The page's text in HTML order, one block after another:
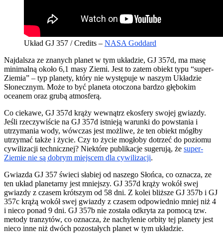
Układ GJ 357 / Credits – NASA Goddard
Najdalsza ze znanych planet w tym układzie, GJ 357d, ma masę
minimalną około 6,1 masy Ziemi. Jest to zatem obiekt typu “super-
Ziemia” – typ planety, który nie występuje w naszym Układzie
Słonecznym. Może to być planeta otoczona bardzo głębokim
oceanem oraz grubą atmosferą.
Co ciekawe, GJ 357d krąży wewnątrz ekosfery swojej gwiazdy.
Jeśli rzeczywiście na GJ 357d istnieją warunki do powstania i
utrzymania wody, wówczas jest możliwe, że ten obiekt mógłby
utrzymać także i życie. Czy to życie mogłoby dotrzeć do poziomu
cywilizacji technicznej? Niektóre publikacje sugerują, że super-
Ziemie nie są dobrym miejscem dla cywilizacji.
Gwiazda GJ 357 świeci słabiej od naszego Słońca, co oznacza, ze
ten układ planetarny jest mniejszy. GJ 357d krąży wokół swej
gwiazdy z czasem krótszym od 58 dni. Z kolei bliższe GJ 357b i GJ
357c krążą wokół swej gwiazdy z czasem odpowiednio mniej niż 4
i nieco ponad 9 dni. GJ 357b nie została odkryta za pomocą tzw.
metody tranzytów, co oznacza, że nachylenie orbity tej planety jest
nieco inne niż dwóch pozostałych planet w tym układzie.